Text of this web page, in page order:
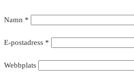
Namn *
E-postadress *
Webbplats